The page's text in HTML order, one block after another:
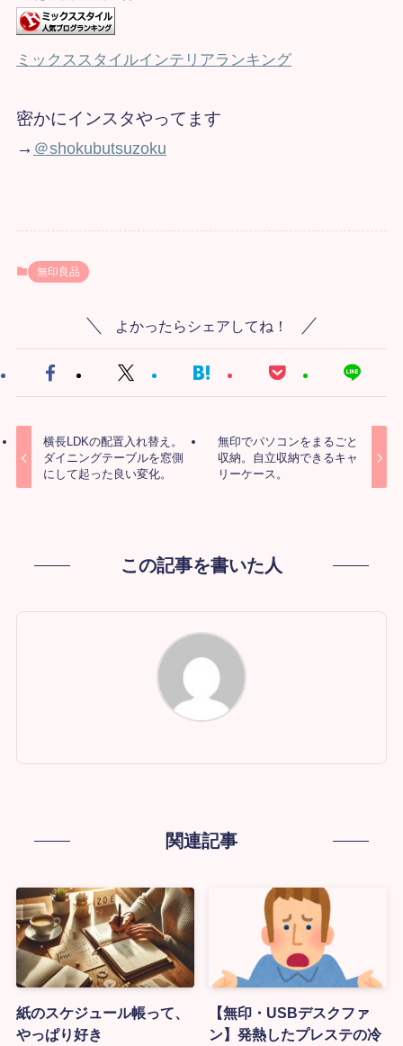
ミックススタイルインテリアランキング
密かにインスタやってます
→​ ＠shokubutsuzoku
無印良品
よかったらシェアしてね！
横長LDKの配置入れ替え。
ダイニングテーブルを窓側
にして起った良い変化。
無印でパソコンをまるごと
収納。自立収納できるキャ
リーケース。
この記事を書いた人
関連記事
紙のスケジュール帳って、
やっぱり好き
【無印・USBデスクファ
ン】発熱したプレステの冷